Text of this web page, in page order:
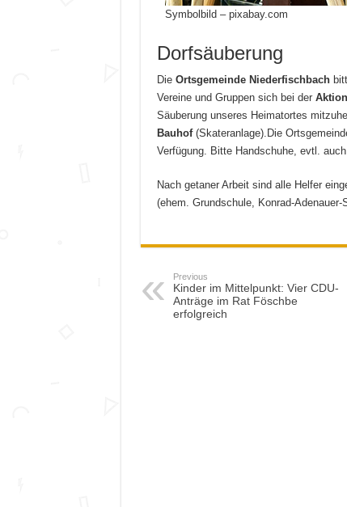
Symbolbild – pixabay.com
Dorfsäuberung
Die Ortsgemeinde Niederfischbach
Vereine und Gruppen sich bei der
Säuberung unseres Heimatortes
Bauhof(Skateranlage).Die
Verfügung. Bitte Handschuhe, evtl.
Nach getaner Arbeit sind alle Helfer
(ehem. Grundschule, Konrad-
Previous
Kinder im Mittelpunkt: Vier CDU-
Anträge im Rat Föschbe
erfolgreich